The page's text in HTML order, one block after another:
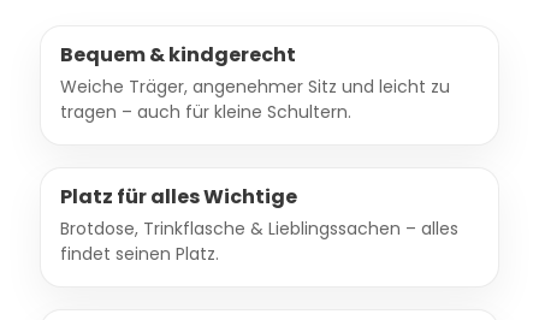
Bequem & kindgerecht
Weiche Träger, angenehmer Sitz und leicht zu
tragen – auch für kleine Schultern.
Platz für alles Wichtige
Brotdose, Trinkflasche & Lieblingssachen – alles
findet seinen Platz.